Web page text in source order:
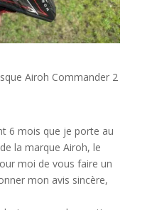
Airoh Commander 2
6 mois que je porte au
la marque Airoh, le
moi de vous faire un
mon avis sincère,